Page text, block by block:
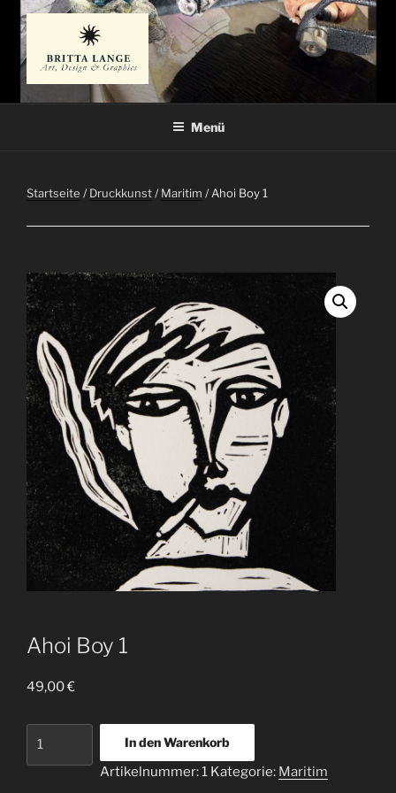
Zum
Inhalt
springen
BRITTA LANGE
Menü
Startseite /Druckkunst/Maritim / Ahoi Boy 1
Ahoi Boy 1
49,00€
In den Warenkorb
Artikelnummer:1 Kategorie: Maritim